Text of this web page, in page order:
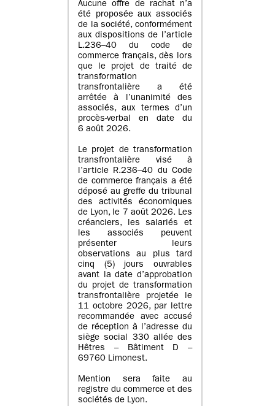
Aucune offre de rachat n’a
été proposée aux associés
de la société, conformément
aux dispositions de l’article
L.236–40 du code de
commerce français, dès lors
que le projet de traité de
transformation
transfrontalière a été
arrêtée à l’unanimité des
associés, aux termes d’un
procès-verbal en date du
6 août 2026.
Le projet de transformation
transfrontalière visé à
l’article R.236–40 du Code
de commerce français a été
déposé au greffe du tribunal
des activités économiques
de Lyon, le 7 août 2026. Les
créanciers, les salariés et
les associés peuvent
présenter leurs
observations au plus tard
cinq (5) jours ouvrables
avant la date d’approbation
du projet de transformation
transfrontalière projetée le
11 octobre 2026, par lettre
recommandée avec accusé
de réception à l’adresse du
siège social 330 allée des
Hêtres – Bâtiment D –
69760 Limonest.
Mention sera faite au
registre du commerce et des
sociétés de Lyon.